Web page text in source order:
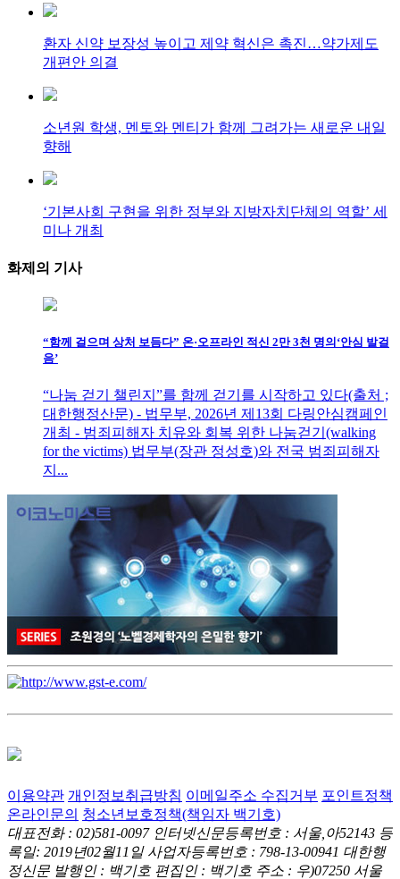
환자 신약 보장성 높이고 제약 혁신은 촉진…약가제도
개편안 의결
소년원 학생, 멘토와 멘티가 함께 그려가는 새로운 내일
향해
‘기본사회 구현을 위한 정부와 지방자치단체의 역할’ 세
미나 개최
화제의 기사
“함께 걸으며 상처 보듬다” 온·오프라인 적신 2만 3천 명의‘안심 발걸
음’
“나눔 걷기 챌린지”를 함께 걷기를 시작하고 있다(출처 ;
대한행정산문) - 법무부, 2026년 제13회 다링안심캠페인
개최 - 범죄피해자 치유와 회복 위한 나눔걷기(walking
for the victims) 법무부(장관 정성호)와 전국 범죄피해자
지...
이용약관 개인정보취급방침 이메일주소 수집거부 포인트정책
온라인문의 청소년보호정책(책임자 백기호)
대표전화 : 02)581-0097 인터넷신문등록번호 : 서울,아52143 등
록일: 2019년02월11일 사업자등록번호 : 798-13-00941 대한행
정신문 발행인 : 백기호 편집인 : 백기호 주소 : 우)07250 서울